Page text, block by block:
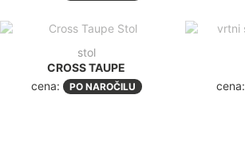
stol
CROSS TAUPE
cena:
PO NAROČILU
cena: